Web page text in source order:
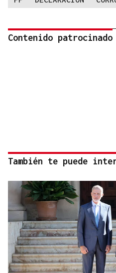
Contenido patrocinado
También te puede